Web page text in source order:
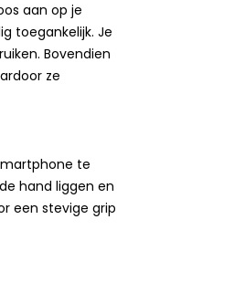
aan op je
toegankelijk. Je
Bovendien
ze
te
hand liggen en
een stevige grip